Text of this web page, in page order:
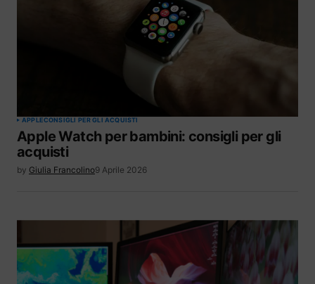
APPLECONSIGLI PER GLI ACQUISTI
Apple Watch per bambini: consigli per gli
acquisti
by Giulia Francolino9 Aprile 2026